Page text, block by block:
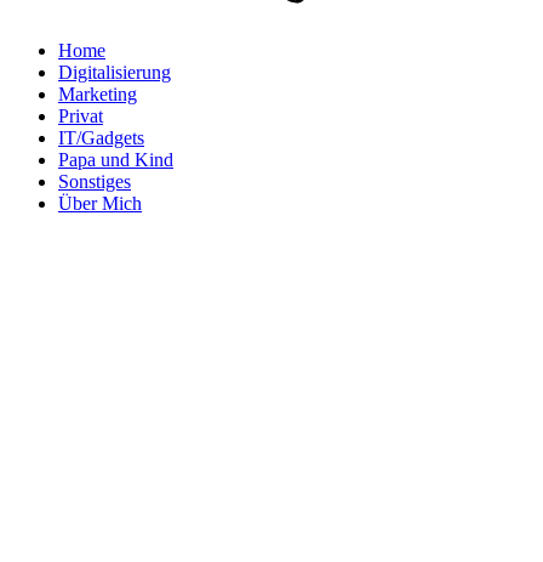
Home
Digitalisierung
Marketing
Privat
IT/Gadgets
Papa und Kind
Sonstiges
Über Mich